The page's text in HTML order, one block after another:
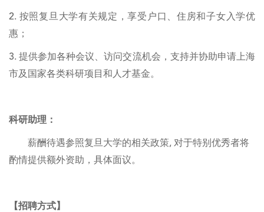
2. 按照复旦大学有关规定，享受户口、住房和子女入学优
惠；
3. 提供参加各种会议、访问交流机会，支持并协助申请上海
市及国家各类科研项目和人才基金。
科研助理：
薪酬待遇参照复旦大学的相关政策, 对于特别优秀者将
酌情提供额外资助，具体面议。
【招聘方式】